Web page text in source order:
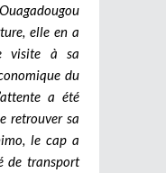
elle en a
visite à sa
du
a été
retrouver sa
le cap a
de transport